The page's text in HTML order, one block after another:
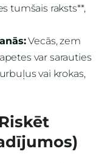
tumšais raksts**,
Vecās, zem
var sarauties
vai krokas,